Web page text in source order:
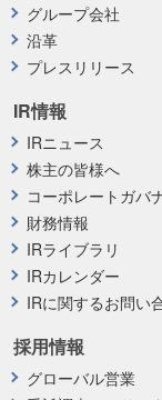
採用情報
グローバル営業
グループ会社
沿革
プレスリリース
IR情報
IRニュース
株主の皆様へ
コーポレートガバ
財務情報
IRライブラリ
IRカレンダー
IRに関するお問い